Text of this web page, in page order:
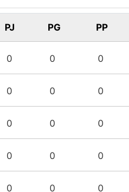
PJ PG PP
0 0 0
0 0 0
0 0 0
0 0 0
0 0 0